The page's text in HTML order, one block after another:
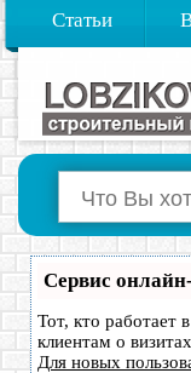
Статьи
Сервис
Тот, кто работает
клиентам о
Для новых